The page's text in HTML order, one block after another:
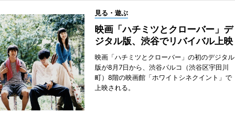
見る・遊ぶ
映画「ハチミツとクローバー」デ
ジタル版、渋谷でリバイバル上映
映画「ハチミツとクローバー」の初のデジタル
版が8月7日から、渋谷パルコ（渋谷区宇田川
町）8階の映画館「ホワイトシネクイント」で
上映される。